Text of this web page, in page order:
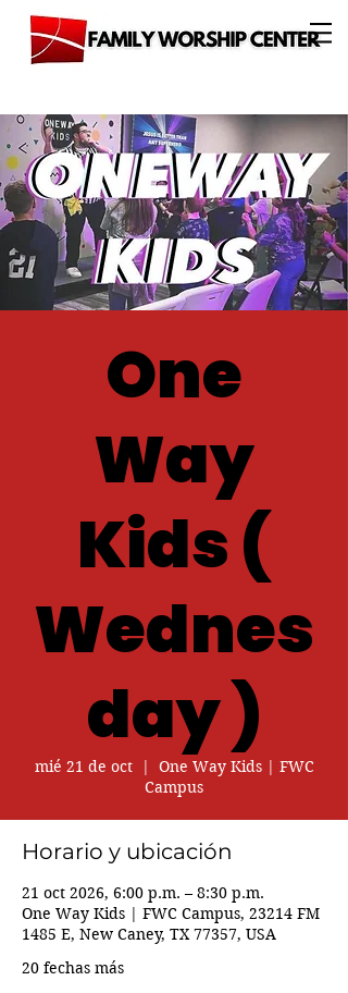
One
Way
Kids (
Wednes
day )
mié 21 de oct
  |
One Way Kids | FWC
Campus
Horario y ubicación
21 oct 2026, 6:00 p.m. – 8:30 p.m.
One Way Kids | FWC Campus, 23214 FM
1485 E, New Caney, TX 77357, USA
20 fechas más